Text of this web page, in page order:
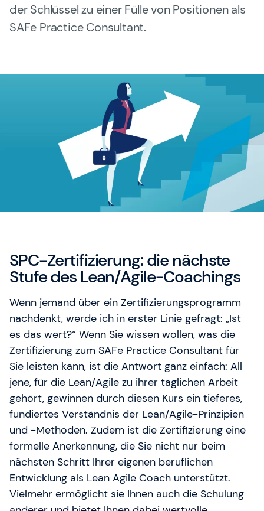
Sie benötigen weitere Informationen oder haben
Unser Training & Development Manager Jonas
Weigel hilft Ihnen gerne weiter.
English Website
Währung: EUR (€)
der Schlüssel zu einer Fülle von Positionen als
SAFe Practice Consultant.
SPC-Zertifizierung: die nächste
Stufe des Lean/Agile-Coachings
Wenn jemand über ein Zertifizierungsprogramm
nachdenkt, werde ich in erster Linie gefragt: „Ist
es das wert?“ Wenn Sie wissen wollen, was die
Zertifizierung zum SAFe Practice Consultant für
Sie leisten kann, ist die Antwort ganz einfach: All
jene, für die Lean/Agile zu ihrer täglichen Arbeit
gehört, gewinnen durch diesen Kurs ein tieferes,
fundiertes Verständnis der Lean/Agile-Prinzipien
und -Methoden. Zudem ist die Zertifizierung eine
formelle Anerkennung, die Sie nicht nur beim
nächsten Schritt Ihrer eigenen beruflichen
Entwicklung als Lean Agile Coach unterstützt.
Vielmehr ermöglicht sie Ihnen auch die Schulung